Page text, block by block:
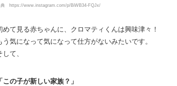
典 https://www.instagram.com/p/BiWB34-FQJx/
めて見る赤ちゃんに、クロマティくんは興味津々！
う気になって気になって仕方がないみたいです。
して、
「この子が新しい家族？」